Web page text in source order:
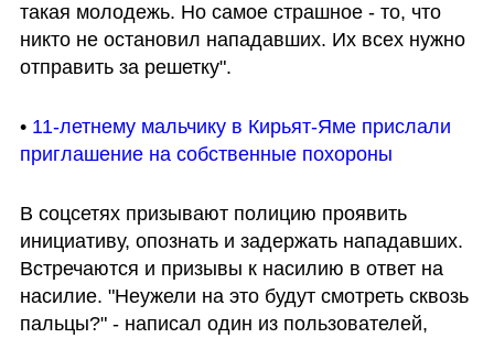
такая молодежь. Но самое страшное - то, что
никто не остановил нападавших. Их всех нужно
отправить за решетку".
• 11-летнему мальчику в Кирьят-Яме прислали
приглашение на собственные похороны
В соцсетях призывают полицию проявить
инициативу, опознать и задержать нападавших.
Встречаются и призывы к насилию в ответ на
насилие. "Неужели на это будут смотреть сквозь
пальцы?" - написал один из пользователей,